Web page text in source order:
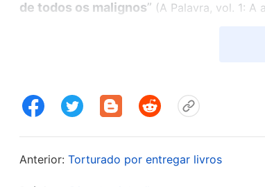
de todos os malignos” (A Palavra, vol. 1: A
No dia seguinte, o prisioneiro-chefe
da dor, incapaz de me mexer. Depois
eu delatasse a igreja, mas depois
nada de mim. Certa vez, o tio de minha
Seção de Segurança Política do
Anterior: Torturado por entregar livros